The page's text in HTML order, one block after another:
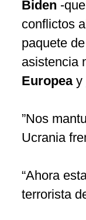
Biden -
conflictos
paquete
asistencia
Europeay
”Nos
Ucrania
“Ahora
terrorista